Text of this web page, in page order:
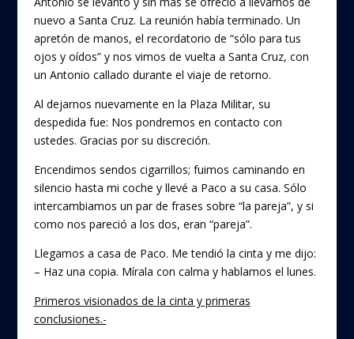
nuevo a Santa Cruz. La reunión había terminado. Un
apretón de manos, el recordatorio de “sólo para tus
ojos y oídos” y nos vimos de vuelta a Santa Cruz, con
un Antonio callado durante el viaje de retorno.
Al dejarnos nuevamente en la Plaza Militar, su
despedida fue: Nos pondremos en contacto con
ustedes. Gracias por su discreción.
Encendimos sendos cigarrillos; fuimos caminando en
silencio hasta mi coche y llevé a Paco a su casa. Sólo
intercambiamos un par de frases sobre “la pareja”, y si
como nos pareció a los dos, eran “pareja”.
Llegamos a casa de Paco. Me tendió la cinta y me dijo:
– Haz una copia. Mírala con calma y hablamos el lunes.
Primeros visionados de la cinta y primeras
conclusiones.-